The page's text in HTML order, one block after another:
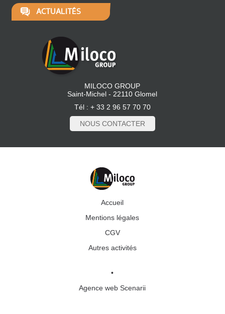
ACTUALITÉS
MILOCO GROUP
Saint-Michel - 22110 Glomel
Tél : + 33 2 96 57 70 70
NOUS CONTACTER
Accueil
Mentions légales
CGV
Autres activités
•
Agence web Scenarii